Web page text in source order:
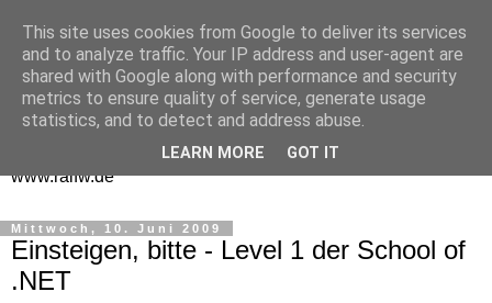
One Man Think Tank
Gedanken
Spontanes und Überlegtes aus meinem "Denkraum" -
www.ralfw.de
Mittwoch, 10. Juni 2009
Einsteigen, bitte - Level 1 der School of
.NET
This site uses cookies from Google to deliver its services
and to analyze traffic. Your IP address and user-agent are
shared with Google along with performance and security
metrics to ensure quality of service, generate usage
statistics, and to detect and address abuse.
LEARN MORE GOT IT